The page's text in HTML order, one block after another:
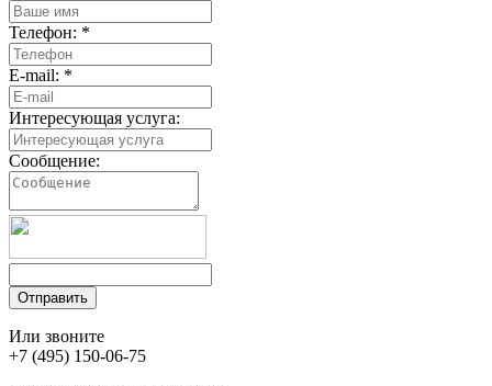
Телефон: *
E-mail: *
Интересующая услуга:
Сообщение:
Отправить
Или звоните
+7 (495) 150-06-75